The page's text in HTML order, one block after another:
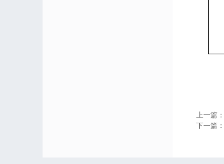
上一篇：
下一篇：